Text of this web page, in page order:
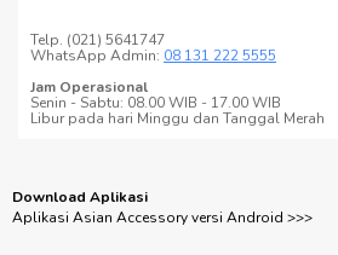
Asian-Accessory.com
Jl. Prof. DR. Latumenten Raya No. 20 J-K
Barat. Prov. DKI Jakarta
Tidak bisa pilih barang langsung di
Order dulu di website, bayar bisa cash